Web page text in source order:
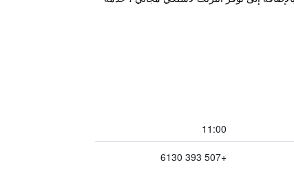
11:00
+507 393 6130